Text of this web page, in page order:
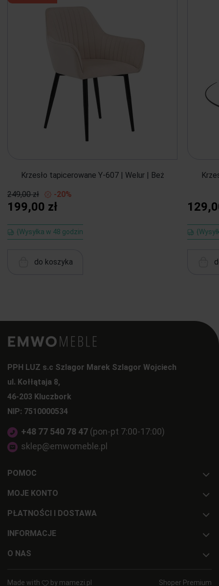
Krzesło tapicerowane Y-607 | Welur | Beż
249,00 zł -20%
199,00 zł
{Wysyłka w 48 godzin
do koszyka
PPH LUZ s.c Szlagor Marek Szlagor Wojciech
ul. Kołłątaja 8,
46-203 Kluczbork
NIP: 7510000534
+48 77 540 78 47 (pon-pt 7:00-17:00)
sklep@emwomeble.pl
POMOC
MOJE KONTO
PŁATNOŚCI I DOSTAWA
INFORMACJE
O NAS
Made with by mamezi.pl Shoper Premium